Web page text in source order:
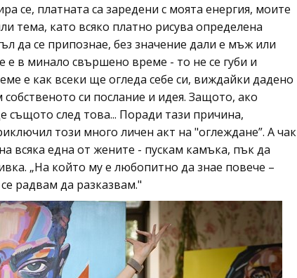
се, платната са заредени с моята енергия, моите
тема, като всяко платно рисува определена
да се припознае, без значение дали е мъж или
в минало свършено време - то не се губи и
е как всеки ще огледа себе си, виждайки дадено
си послание и идея. Защото, ако
същото след това... Поради тази причина,
този много личен акт на "оглеждане”. А чак
всяка една от жените - пускам камъка, пък да
„На който му е любопитно да знае повече –
радвам да разказвам."